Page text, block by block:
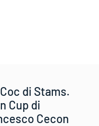
di Stams.
Cup di
Cecon